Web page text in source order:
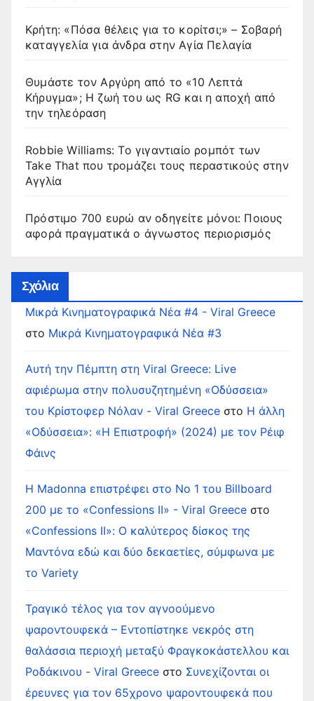
Κρήτη: «Πόσα θέλεις για το κορίτσι;» – Σοβαρή
καταγγελία για άνδρα στην Αγία Πελαγία
Θυμάστε τον Αργύρη από το «10 Λεπτά
Κήρυγμα»; Η ζωή του ως RG και η αποχή από
την τηλεόραση
Robbie Williams: Το γιγαντιαίο ρομπότ των
Take That που τρομάζει τους περαστικούς στην
Αγγλία
Πρόστιμο 700 ευρώ αν οδηγείτε μόνοι: Ποιους
αφορά πραγματικά ο άγνωστος περιορισμός
Σχόλια
Μικρά Κινηματογραφικά Νέα #4 - Viral Greece
στο Μικρά Κινηματογραφικά Νέα #3
Αυτή την Πέμπτη στη Viral Greece: Live
αφιέρωμα στην πολυσυζητημένη «Οδύσσεια»
του Κρίστοφερ Νόλαν - Viral Greece στο Η άλλη
«Οδύσσεια»: «Η Επιστροφή» (2024) με τον Ρέιφ
Φάινς
Η Madonna επιστρέφει στο Νο 1 του Billboard
200 με το «Confessions II» - Viral Greece στο
«Confessions II»: Ο καλύτερος δίσκος της
Μαντόνα εδώ και δύο δεκαετίες, σύμφωνα με
το Variety
Τραγικό τέλος για τον αγνοούμενο
ψαροντουφεκά – Εντοπίστηκε νεκρός στη
θαλάσσια περιοχή μεταξύ Φραγκοκάστελλου και
Ροδάκινου - Viral Greece στο Συνεχίζονται οι
έρευνες για τον 65χρονο ψαροντουφεκά που